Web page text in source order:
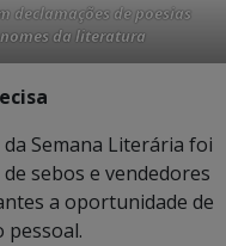
declamações de poesias
da literatura
Semana Literária foi
sebos e vendedores
a oportunidade de
pessoal.